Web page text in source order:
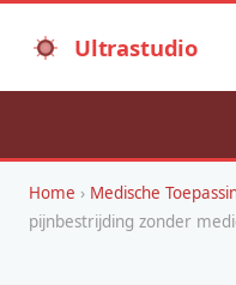
Ultrastudio
Home › Medische
pijnbestrijding zonder